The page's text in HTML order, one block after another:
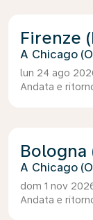
Firenze
Chicago
lun 24 ago
Andata e
Bologna
Chicago
dom 1 nov
Andata e